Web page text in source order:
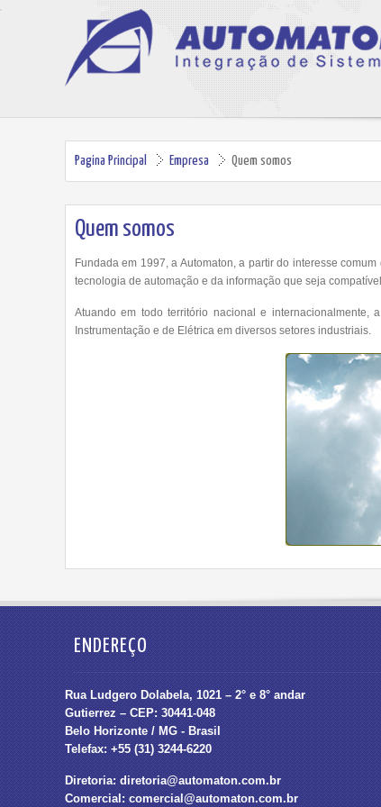
Pagina Principal Empresa Quem somos
Quem somos
Fundada em 1997, a Automaton, a partir do interesse
tecnologia de automação e da informação que seja
Atuando em todo território nacional e internacionalmente,
Instrumentação e de Elétrica em diversos setores industriais.
ENDEREÇO
Rua Ludgero Dolabela, 1021 – 2° e 8° andar
Gutierrez – CEP: 30441-048
Belo Horizonte / MG - Brasil
Telefax: +55 (31) 3244-6220
Diretoria:diretoria@automaton.com.br
Comercial:comercial@automaton.com.br